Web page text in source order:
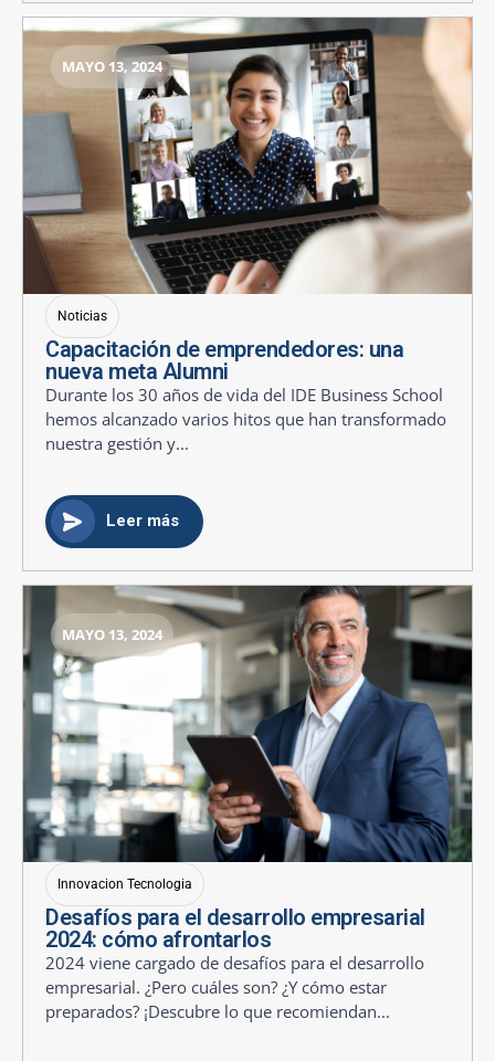
MAYO 13, 2024
Noticias
Capacitación de emprendedores: una
nueva meta Alumni
Durante los 30 años de vida del IDE Business School
hemos alcanzado varios hitos que han transformado
nuestra gestión y...
Leer más
MAYO 13, 2024
Innovacion Tecnologia
Desafíos para el desarrollo empresarial
2024: cómo afrontarlos
2024 viene cargado de desafíos para el desarrollo
empresarial. ¿Pero cuáles son? ¿Y cómo estar
preparados? ¡Descubre lo que recomiendan...